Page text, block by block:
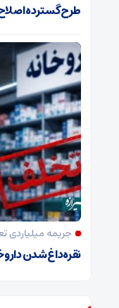
طرح گسترده
جریمه میلیاردی
نقره‌داغ شدن